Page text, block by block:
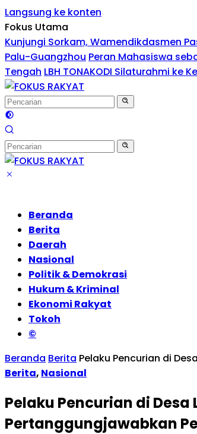
Langsung ke konten
Fokus Utama
Kunjungi Sorkam, Wamendikdasmen
Palu-Guangzhou Peran Mahasiswa
Tengah LBH TONAKODI Silaturahmi ke
Beranda
Berita
Daerah
Nasional
Politik & Demokrasi
Hukum & Kriminal
Ekonomi Rakyat
Tokoh
©
Beranda Berita Pelaku Pencurian di
Berita, Nasional
Pelaku Pencurian di
Pertanggungjawabkan